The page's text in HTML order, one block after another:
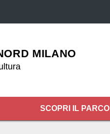
MILANO
SCOPRI IL PARCO